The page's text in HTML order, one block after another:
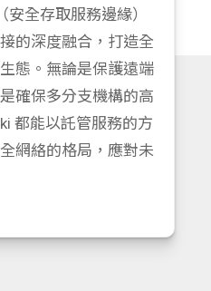
安全存取服務邊緣）
的深度融合，打造全
態。無論是保護遠端
確保多分支機構的高
都能以託管服務的方
網絡的格局，應對未